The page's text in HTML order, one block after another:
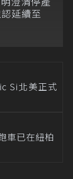
延續至
Si北美正式
車已在紐柏